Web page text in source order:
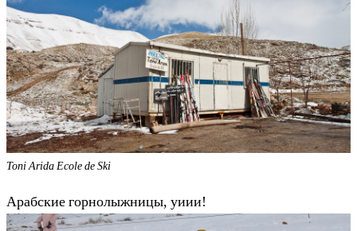
Toni Arida Ecole de Ski
Арабские горнолыжницы, уиии!